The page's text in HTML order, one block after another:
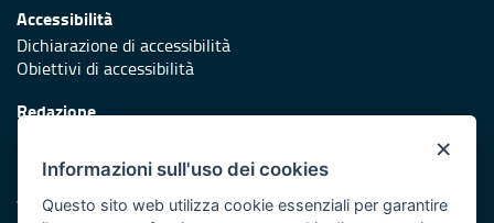
Accessibilità
Dichiarazione di accessibilità
Obiettivi di accessibilità
Redazione
Protezione civile
Vai al sito di Protezione Civile Puglia
×
Informazioni sull'uso dei cookies
Questo sito web utilizza cookie essenziali per garantire